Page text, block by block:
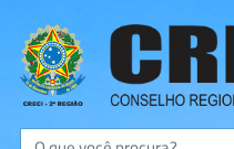
Buscar